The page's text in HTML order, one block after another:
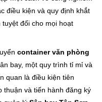
điều kiện và quy định khắt
đối cho mọi hoạt
container văn phòng
bay, một quy trình tỉ mỉ và
quan là điều kiện tiên
thuận và tiến hành đăng ký